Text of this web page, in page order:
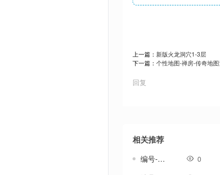
上一篇： 新版火龙洞穴1-3层
下一篇： 个性地图-禅房-传奇地
回复
相关推荐
编号-雄浑套-传奇分体剑甲素材 0